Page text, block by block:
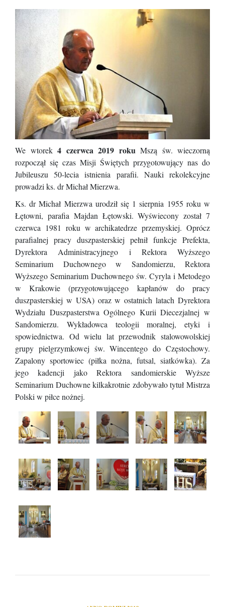
We wtorek 4 czerwca 2019 roku Mszą św. wieczorną
rozpoczął się czas Misji Świętych przygotowujący nas do
Jubileuszu 50-lecia istnienia parafii. Nauki rekolekcyjne
prowadzi ks. dr Michał Mierzwa.
Ks. dr Michał Mierzwa urodził się 1 sierpnia 1955 roku w
Łętowni, parafia Majdan Łętowski. Wyświecony został 7
czerwca 1981 roku w archikatedrze przemyskiej. Oprócz
parafialnej pracy duszpasterskiej pełnił funkcje Prefekta,
Dyrektora Administracyjnego i Rektora Wyższego
Seminarium Duchownego w Sandomierzu, Rektora
Wyższego Seminarium Duchownego św. Cyryla i Metodego
w Krakowie (przygotowującego kapłanów do pracy
duszpasterskiej w USA) oraz w ostatnich latach Dyrektora
Wydziału Duszpasterstwa Ogólnego Kurii Diecezjalnej w
Sandomierzu. Wykładowca teologii moralnej, etyki i
spowiednictwa. Od wielu lat przewodnik stalowowolskiej
grupy pielgrzymkowej św. Wincentego do Częstochowy.
Zapalony sportowiec (piłka nożna, futsal, siatkówka). Za
jego kadencji jako Rektora sandomierskie Wyższe
Seminarium Duchowne kilkakrotnie zdobywało tytuł Mistrza
Polski w piłce nożnej.